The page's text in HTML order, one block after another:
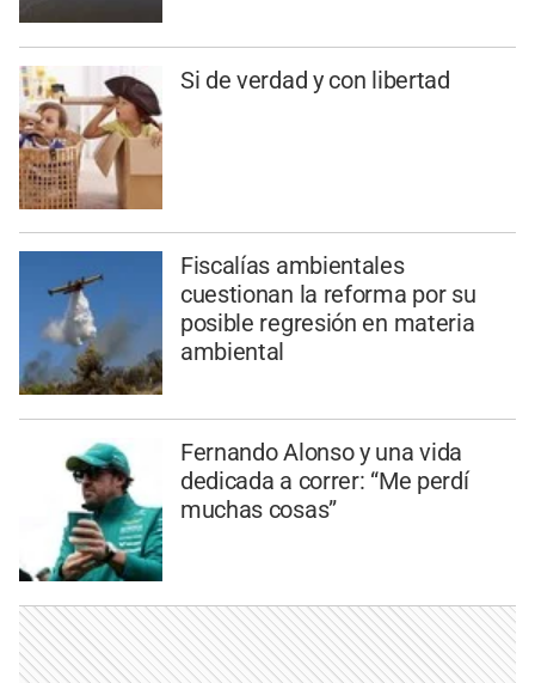
Si de verdad y con libertad
Fiscalías ambientales
cuestionan la reforma por su
posible regresión en materia
ambiental
Fernando Alonso y una vida
dedicada a correr: “Me perdí
muchas cosas”